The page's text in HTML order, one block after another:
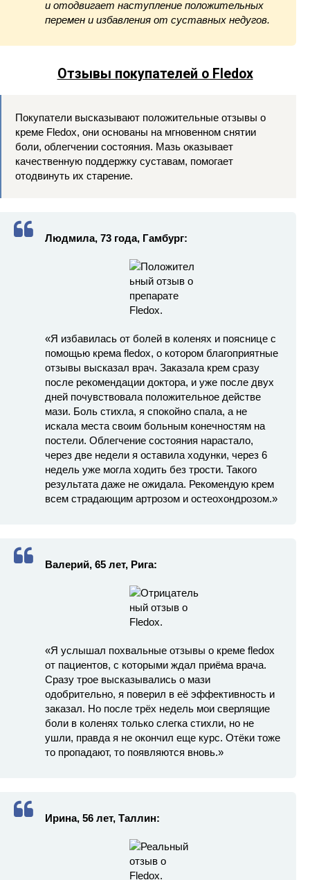
и отодвигает наступление положительных
перемен и избавления от суставных недугов.
Отзывы покупателей о Fledox
Покупатели высказывают положительные отзывы о
креме Fledox, они основаны на мгновенном снятии
боли, облегчении состояния. Мазь оказывает
качественную поддержку суставам, помогает
отодвинуть их старение.
Людмила, 73 года, Гамбург:
«Я избавилась от болей в коленях и пояснице с
помощью крема fledox, о котором благоприятные
отзывы высказал врач. Заказала крем сразу
после рекомендации доктора, и уже после двух
дней почувствовала положительное действе
мази. Боль стихла, я спокойно спала, а не
искала места своим больным конечностям на
постели. Облегчение состояния нарастало,
через две недели я оставила ходунки, через 6
недель уже могла ходить без трости. Такого
результата даже не ожидала. Рекомендую крем
всем страдающим артрозом и остеохондрозом.»
Валерий, 65 лет, Рига:
«Я услышал похвальные отзывы о креме fledox
от пациентов, с которыми ждал приёма врача.
Сразу трое высказывались о мази
одобрительно, я поверил в её эффективность и
заказал. Но после трёх недель мои сверлящие
боли в коленях только слегка стихли, но не
ушли, правда я не окончил еще курс. Отёки тоже
то пропадают, то появляются вновь.»
Ирина, 56 лет, Таллин: